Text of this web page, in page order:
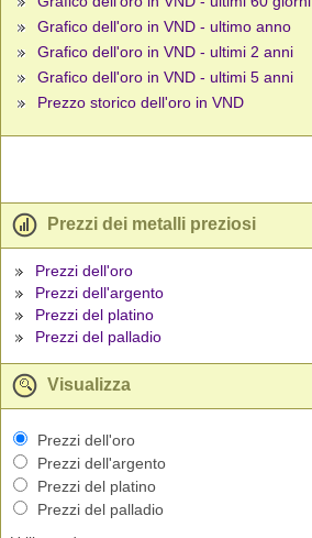
Grafico dell'oro in VND - ultimo anno
Grafico dell'oro in VND - ultimi 2 anni
Grafico dell'oro in VND - ultimi 5 anni
Prezzo storico dell'oro in VND
Prezzi dei metalli preziosi
Prezzi dell'oro
Prezzi dell'argento
Prezzi del platino
Prezzi del palladio
Visualizza
Prezzi dell'oro
Prezzi dell'argento
Prezzi del platino
Prezzi del palladio